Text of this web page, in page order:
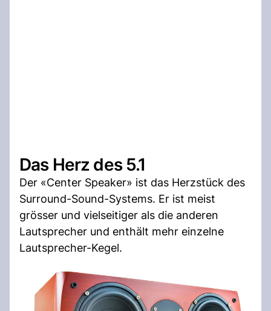
Das Herz des 5.1
Der «Center Speaker» ist das Herzstück des
Surround-Sound-Systems. Er ist meist
grösser und vielseitiger als die anderen
Lautsprecher und enthält mehr einzelne
Lautsprecher-Kegel.